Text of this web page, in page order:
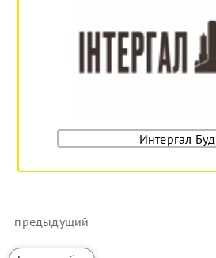
Интергал Буд
предыдущий